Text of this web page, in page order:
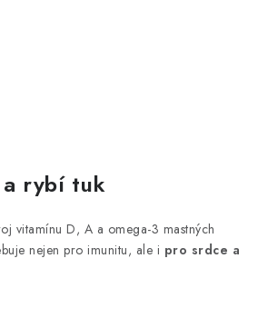
a rybí tuk
vitamínu D, A a omega-3 mastných
nejen pro imunitu, ale i pro srdce a